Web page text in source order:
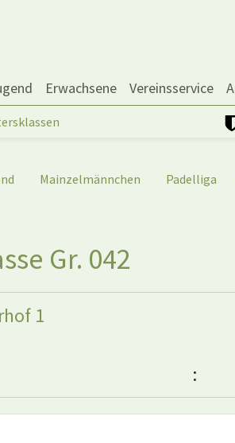
Erwachsene Vereinsservice
Mainzelmännchen Padelliga
Gr. 042
1
: